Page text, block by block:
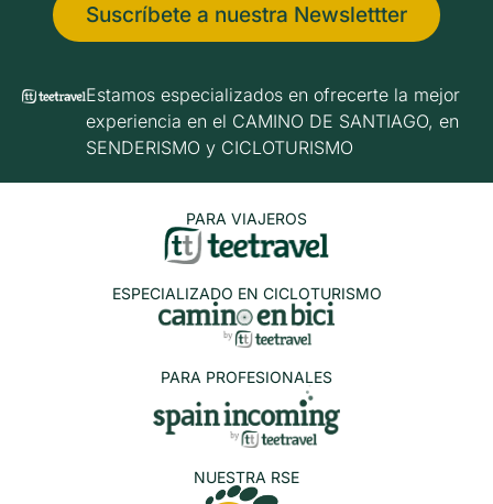
Suscríbete a nuestra Newslettter
Estamos especializados en ofrecerte la mejor
experiencia en el CAMINO DE SANTIAGO, en
SENDERISMO y CICLOTURISMO
PARA VIAJEROS
ESPECIALIZADO EN CICLOTURISMO
PARA PROFESIONALES
NUESTRA RSE